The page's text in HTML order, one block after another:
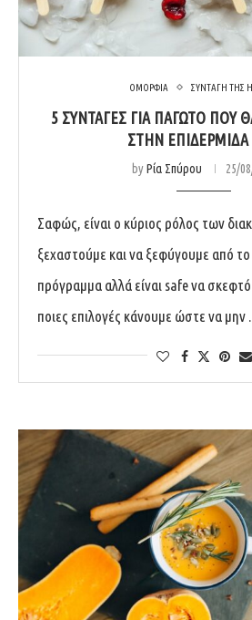
ΟΜΟΡΦΙΑ ΣΥΝΤΑΓΗ ΤΗΣ
5 ΣΥΝΤΑΓΕΣ ΓΙΑ ΠΑΓΩΤΟ ΠΟΥ
ΣΤΗΝ
byΡία Σπύρου 25/
Σαφώς, είναι ο κύριος ρόλος των
ξεχαστούμε και να ξεφύγουμε από
πρόγραμμα αλλά είναι safe να
ποιες επιλογές κάνουμε ώστε να